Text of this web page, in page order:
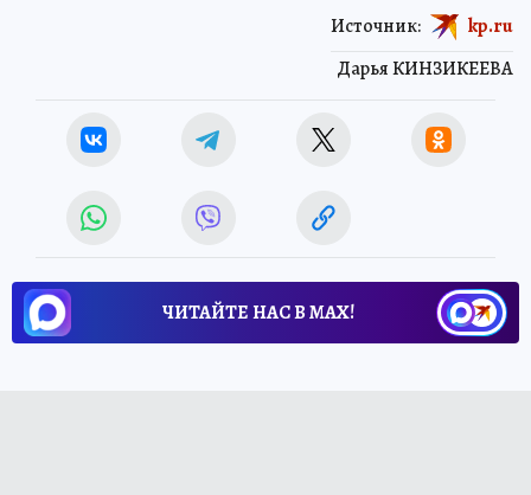
Дарья КИНЗИКЕЕВА
Источник: kp.ru
ЧИТАЙТЕ НАС В МАХ!